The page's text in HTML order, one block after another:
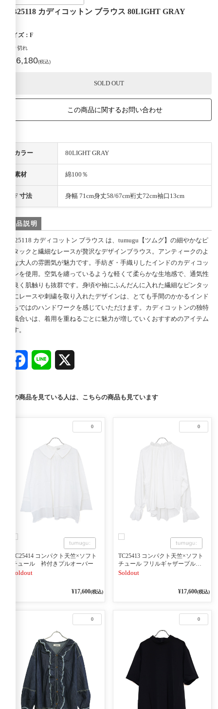
TB25118 カディコットン ブラウス 80LIGHT GRAY
サイズ：F
売り切れ
¥26,180(税込)
SOLD OUT
この商品に関するお問い合わせ
カラー 80LIGHT GRAY
素材 綿100％
F 寸法 身幅 71cm身丈58/67cm裄丈72cm袖口13cm
商品説明
TB25118 カディコットン ブラウス は、tumugu【ツムグ】の細やかなピ
ンタックと繊細なレースが贅沢なデザインブラウス。アンティークのよ
うな大人の雰囲気が魅力です。手紡ぎ・手織りしたインドのカディコッ
トンを使用。空気を纏っているような軽くて柔らかな生地感で、通気性
が良く肌触りも抜群です。身頃や袖にふんだんに入れた繊細なピンタッ
クにレースや刺繍を取り入れたデザインは、とても手間のかかるインド
ならではのハンドワークを感じていただけます。カディコットンの独特
の風合いは、着用を重ねるごとに魅力が増していくおすすめのアイテム
です。
FacebookLine
この商品を見ている人は、こちらの商品も見ています
0
TC25414 コンパクト天竺×ソフト
チュール 衿付きプルオーバー
Soldout
¥17,600(税込)
0
TC25413 コンパクト天竺×ソフト
チュール フリルギャザープルオ
ーバー
Soldout
¥17,600(税込)
0 0